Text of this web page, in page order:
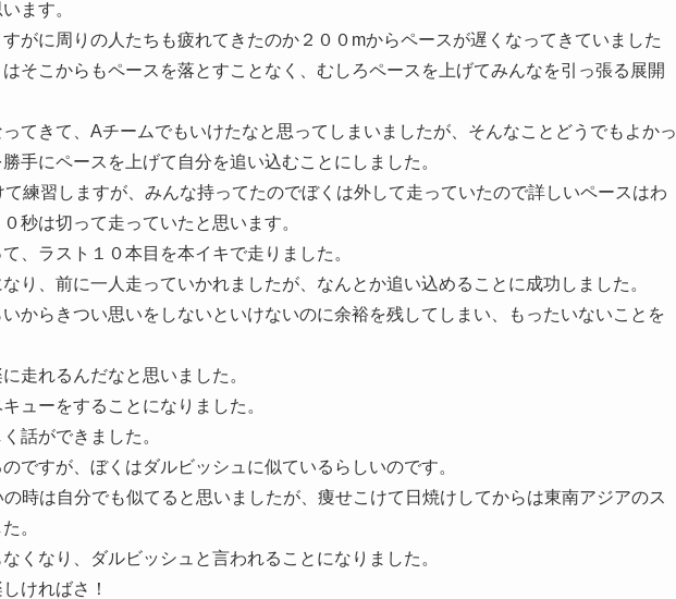
ます。
がに周りの人たちも疲れてきたのか２００mからペースが遅くなってきていました
そこからもペースを落とすことなく、むしろペースを上げてみんなを引っ張る展開
てきて、Aチームでもいけたなと思ってしまいましたが、そんなことどうでもよかっ
手にペースを上げて自分を追い込むことにしました。
練習しますが、みんな持ってたのでぼくは外して走っていたので詳しいペースはわ
秒は切って走っていたと思います。
、ラスト１０本目を本イキで走りました。
り、前に一人走っていかれましたが、なんとか追い込めることに成功しました。
からきつい思いをしないといけないのに余裕を残してしまい、もったいないことを
走れるんだなと思いました。
ューをすることになりました。
話ができました。
ですが、ぼくはダルビッシュに似ているらしいのです。
時は自分でも似てると思いましたが、痩せこけて日焼けしてからは東南アジアのス
。
くなり、ダルビッシュと言われることになりました。
ければさ！